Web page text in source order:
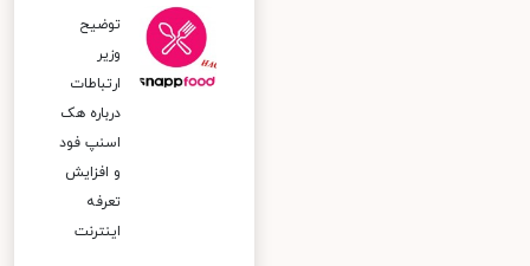
توضیح
وزیر
ارتباطات
درباره هک
اسنپ‌ فود
و افزایش
تعرفه
اینترنت